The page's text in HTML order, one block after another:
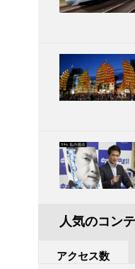
人気のコン
アクセス数